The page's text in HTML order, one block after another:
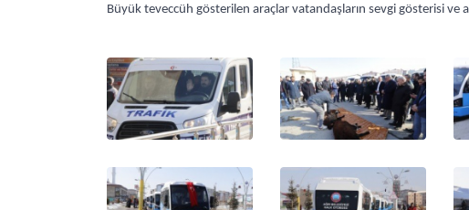
Büyük teveccüh gösterilen araçlar vatandaşların sevgi gösterisi ve